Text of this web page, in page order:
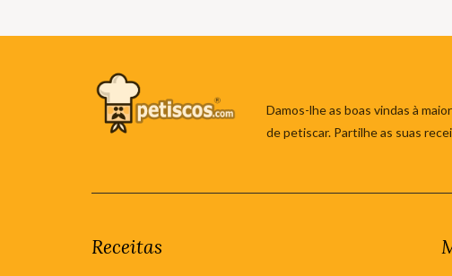
Damos-lhe as boas vindas à
de petiscar. Partilhe as suas
Receitas